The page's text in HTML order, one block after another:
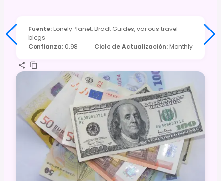
Fuente: Lonely Planet, Bradt Guides, various travel
blogs
Confianza: 0.98 Ciclo de Actualización: Monthly